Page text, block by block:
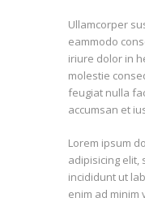
Ullamcorper
eammodo
iriure dolor in
molestie
feugiat nulla
accumsan et
Lorem ipsum
adipisicing elit,
incididunt ut
enim ad minim